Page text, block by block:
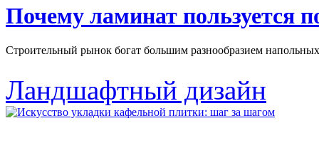
Почему ламинат пользуется
Строительный рынок богат большим разнообразием
Ландшафтный дизайн